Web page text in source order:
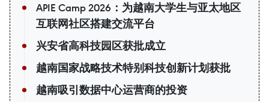
APIE Camp 2026：为越南大学生与亚太地区
互联网社区搭建交流平台
兴安省高科技园区获批成立
越南国家战略技术特别科技创新计划获批
越南吸引数据中心运营商的投资